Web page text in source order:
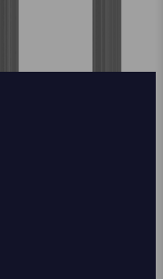
o gamă largă
vă produsele cu